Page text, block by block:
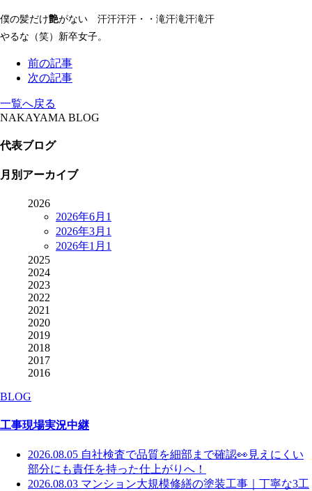
僕の髪だけ艶がない 汗汗汗汗・・滝汗滝汗滝汗
やるな（笑）新卒女子。
前の記事
次の記事
一覧へ戻る
NAKAYAMA BLOG
代表ブログ
月別アーカイブ
2026
2026年6月 1
2026年3月 1
2026年1月 1
2025
2024
2023
2022
2021
2020
2019
2018
2017
2016
BLOG
工事現場実況中継
2026.08.05 自社検査で品質を細部まで確認👀見えにくい
部分にも責任を持った仕上がりへ！
2026.08.03 マンション大規模修繕の塗装工事｜丁寧な3工